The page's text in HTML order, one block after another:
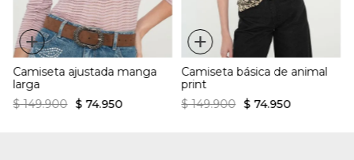
+
Camiseta ajustada manga
larga
$ 149.900 $ 74.950
+
Camiseta básica de animal
print
$ 149.900 $ 74.950